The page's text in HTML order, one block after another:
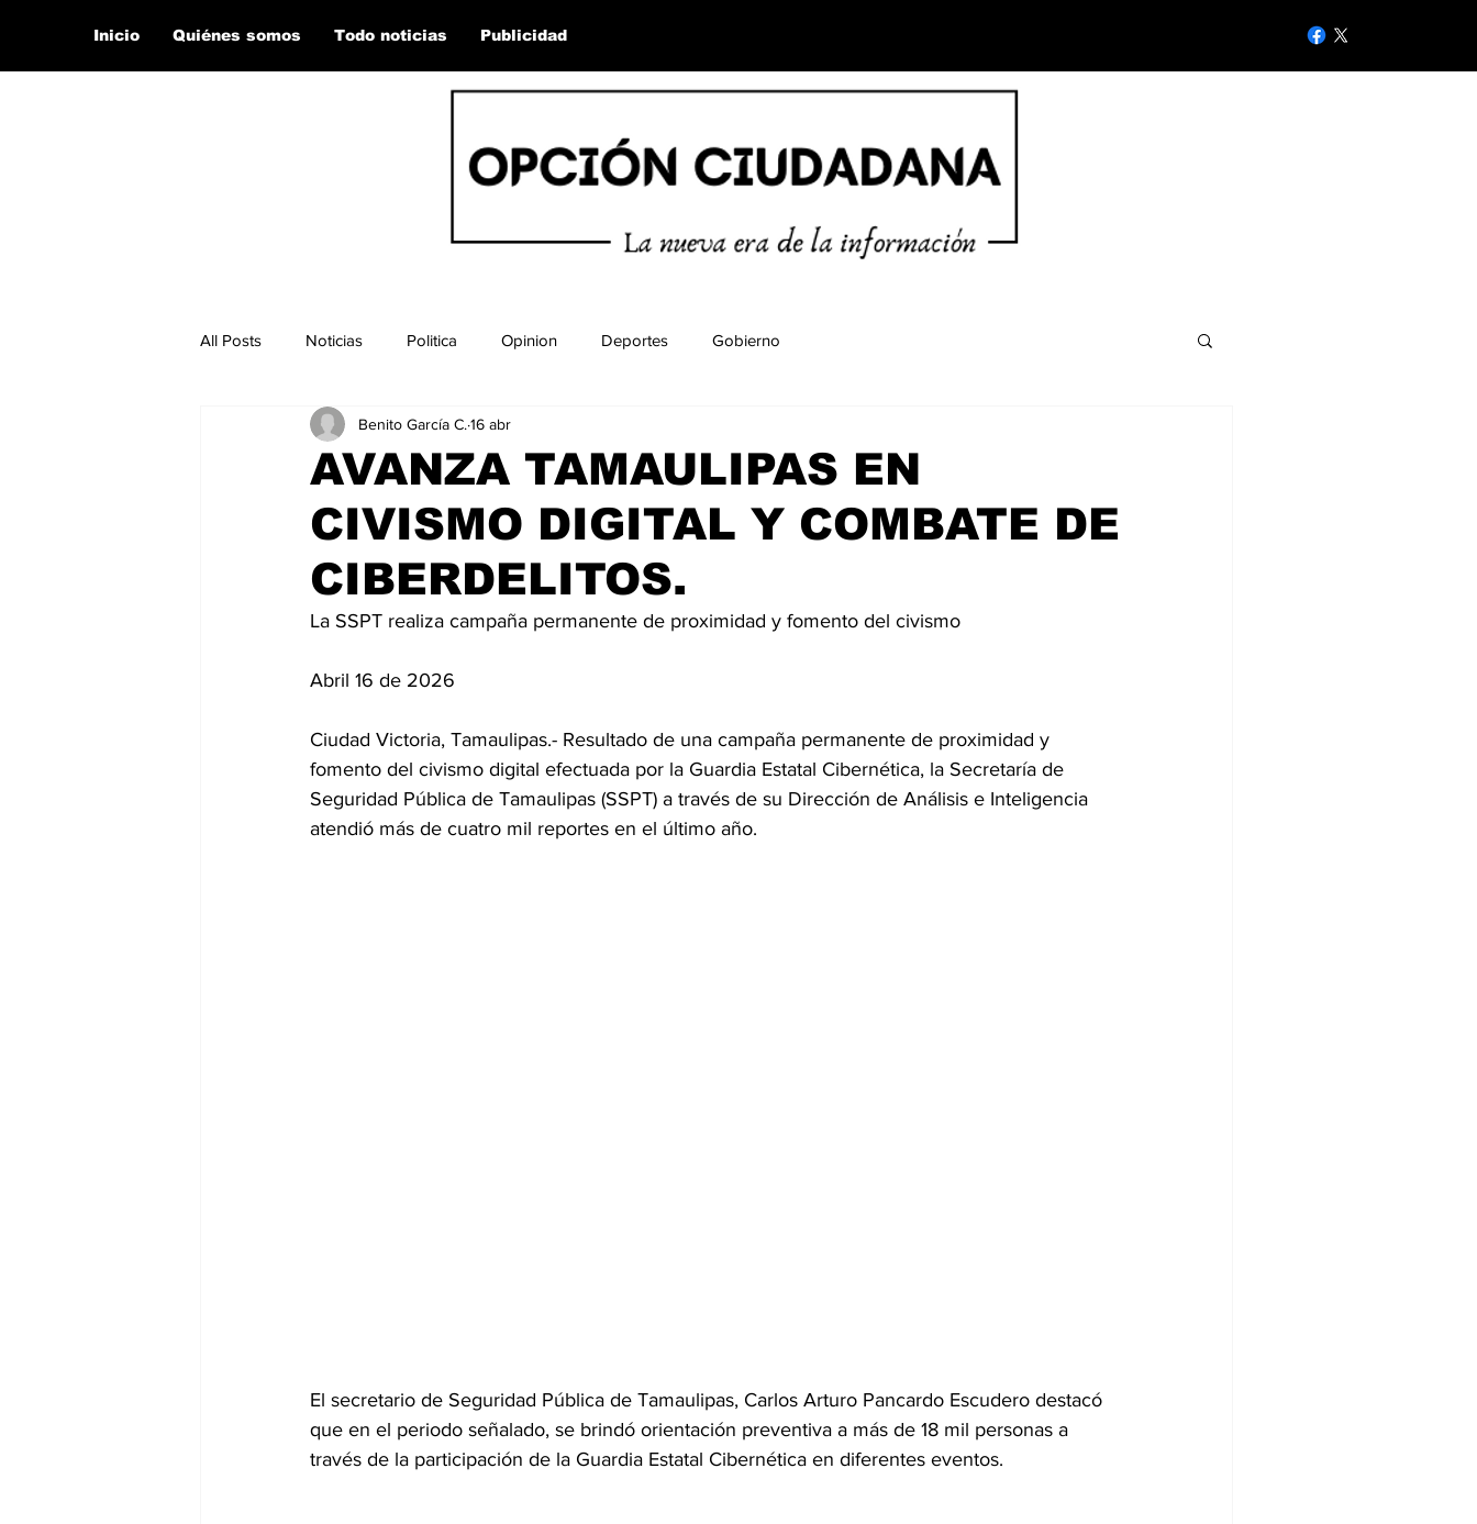
Inicio Quiénes somos Todo noticias Publicidad
All Posts Noticias Politica Opinion Deportes Gobierno
AVANZA TAMAULIPAS EN
CIVISMO DIGITAL Y COMBATE DE
CIBERDELITOS.
Benito García C. 16 abr
La SSPT realiza campaña permanente de proximidad y fomento del civismo
Abril 16 de 2026
Ciudad Victoria, Tamaulipas.- Resultado de una campaña permanente de proximidad y
fomento del civismo digital efectuada por la Guardia Estatal Cibernética, la Secretaría de
Seguridad Pública de Tamaulipas (SSPT) a través de su Dirección de Análisis e Inteligencia
atendió más de cuatro mil reportes en el último año.
El secretario de Seguridad Pública de Tamaulipas, Carlos Arturo Pancardo Escudero destacó
que en el periodo señalado, se brindó orientación preventiva a más de 18 mil personas a
través de la participación de la Guardia Estatal Cibernética en diferentes eventos.